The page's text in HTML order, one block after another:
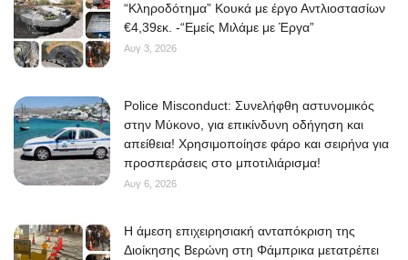
“Κληροδότημα” Κουκά με έργο Αντλιοστασίων
€4,39εκ. -“Εμείς Μιλάμε με Έργα”
Αυγ 3, 2026
Police Misconduct: Συνελήφθη αστυνομικός
στην Μύκονο, για επικίνδυνη οδήγηση και
απείθεια! Χρησιμοποίησε φάρο και σειρήνα για
προσπεράσεις στο μποτιλιάρισμα!
Αυγ 6, 2026
Η άμεση επιχειρησιακή ανταπόκριση της
Διοίκησης Βερώνη στη Φάμπρικα μετατρέπει